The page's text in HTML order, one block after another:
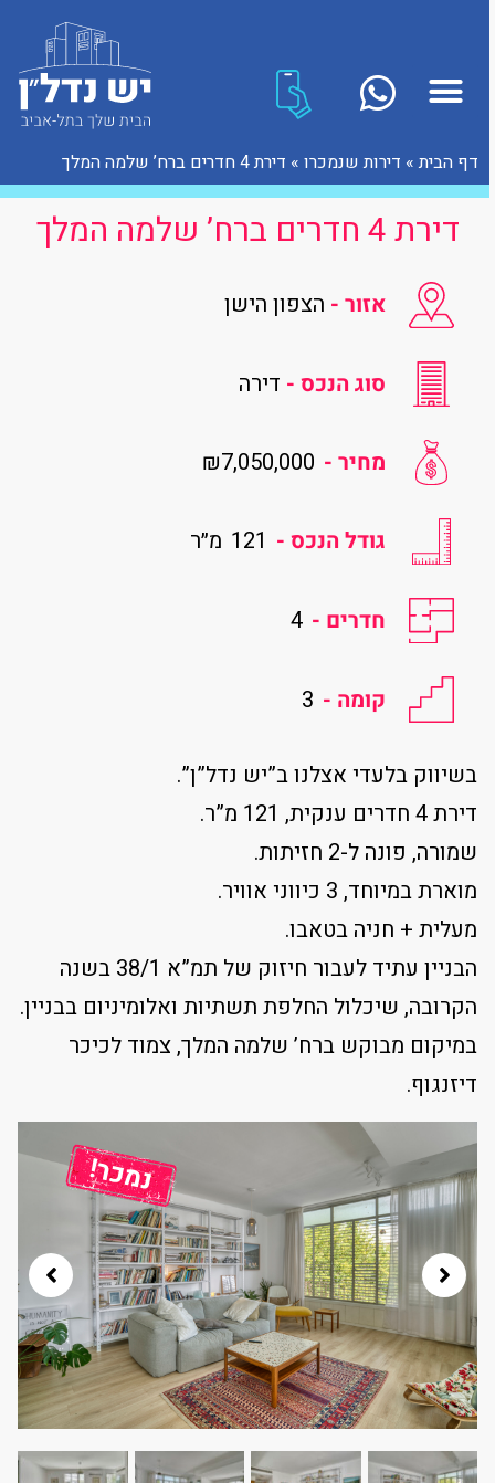
דף הבית» דירות שנמכרו» דירת 4 חדרים ברח’ שלמה המלך
דירת 4 חדרים ברח’ שלמה המלך
אזור - הצפון הישן
סוג הנכס - דירה
מחיר - ₪7,050,000
גודל הנכס - 121 מ״ר
חדרים - 4
קומה - 3
בשיווק בלעדי אצלנו ב”יש נדל”ן”.
דירת 4 חדרים ענקית, 121 מ”ר.
שמורה, פונה ל-2 חזיתות.
מוארת במיוחד, 3 כיווני אוויר.
מעלית + חניה בטאבו.
הבניין עתיד לעבור חיזוק של תמ”א 38/1 בשנה
הקרובה, שיכלול החלפת תשתיות ואלומיניום בבניין.
במיקום מבוקש ברח’ שלמה המלך, צמוד לכיכר
דיזנגוף.